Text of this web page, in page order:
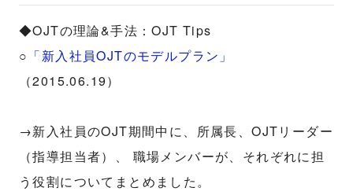
◆OJTの理論&手法：OJT Tips
○ 「新入社員OJTのモデルプラン」
（2015.06.19）
→新入社員のOJT期間中に、所属長、OJTリーダー
（指導担当者）、 職場メンバーが、それぞれに担
う役割についてまとめました。